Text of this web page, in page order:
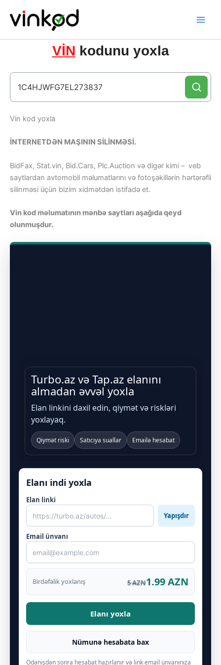
content
VİN kodunu yoxla
Vin kod yoxla
İNTERNETDƏN MAŞININ SİLİNMƏSİ.
BidFax, Stat.vin, Bid.Cars, Plc.Auction və digər kimi – veb
saytlardan avtomobil məlumatlarını və fotoşəkillərin hərtərəfli
silinməsi üçün bizim xidmətdən istifadə et.
Vin kod məlumatının mənbə saytları aşağıda qeyd
olunmuşdur.
Turbo.az və Tap.az elanını
almadan əvvəl yoxla
Elan linkini daxil edin, qiymət və riskləri
yoxlayaq.
Qiymət riski Satıcıya suallar Emailə hesabat
Elanı indi yoxla
Elan linki
Yapışdır
Email ünvanı
Birdəfəlik yoxlanış 5 AZN1.99 AZN
Elanı yoxla
Nümunə hesabata bax
Ödənişdən sonra hesabat hazırlanır və link email ünvanınıza